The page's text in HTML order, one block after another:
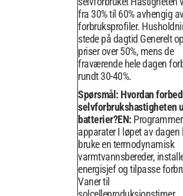
fra 30% til 60% avhengig
forbruksprofiler.
stede på dagtid Generelt
priser over 50%, mens de
fraværende hele dagen
rundt 30-40%.
Spørsmål: Hvordan
selvforbrukshastigheten
batterier?EN: Programmer
apparater I løpet av dagen
bruke en termodynamisk
varmtvannsbereder,
energisjef og tilpasse
Vaner til